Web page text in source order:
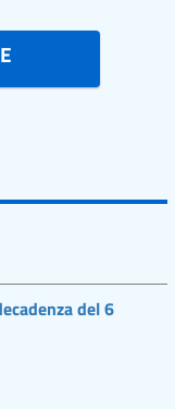
del 6